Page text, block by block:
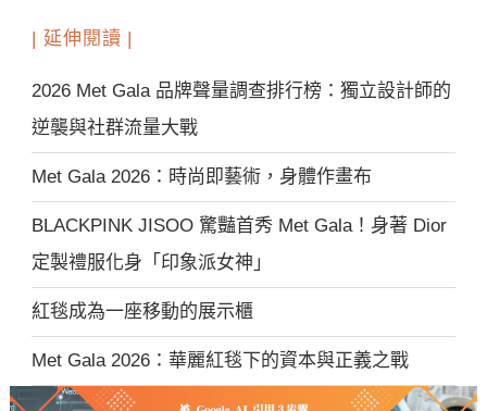
| 延伸閱讀 |
2026 Met Gala 品牌聲量調查排行榜：獨立設計師的
逆襲與社群流量大戰
Met Gala 2026：時尚即藝術，身體作畫布
BLACKPINK JISOO 驚豔首秀 Met Gala！身著 Dior
定製禮服化身「印象派女神」
紅毯成為一座移動的展示櫃
Met Gala 2026：華麗紅毯下的資本與正義之戰